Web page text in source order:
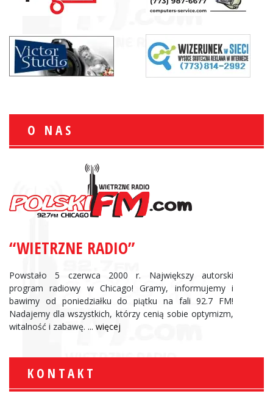
O NAS
“WIETRZNE RADIO”
Powstało 5 czerwca 2000 r. Największy autorski
program radiowy w Chicago! Gramy, informujemy i
bawimy od poniedziałku do piątku na fali 92.7 FM!
Nadajemy dla wszystkich, którzy cenią sobie optymizm,
witalność i zabawę. ... więcej
KONTAKT